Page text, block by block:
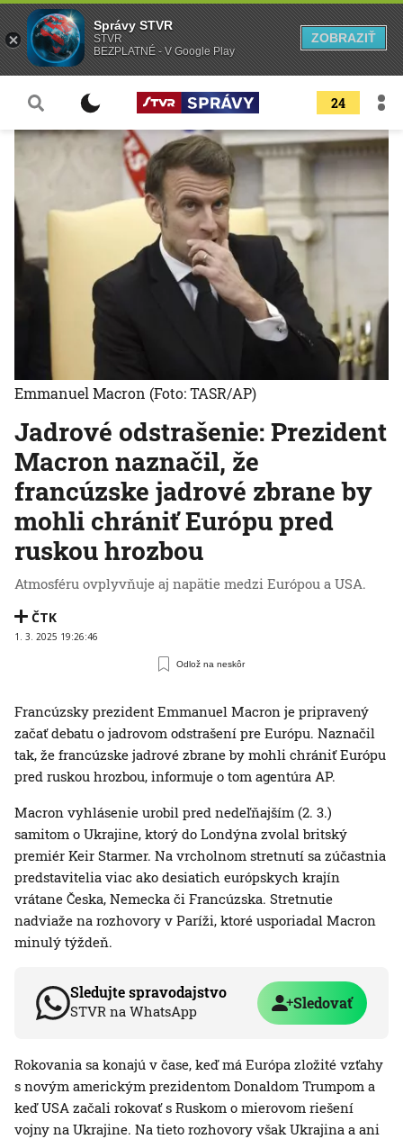
24
Jadrové odstrašenie: Prezident
Macron naznačil, že
francúzske jadrové zbrane by
mohli chrániť Európu pred
ruskou hrozbou
Atmosféru ovplyvňuje aj napätie medzi Európou a USA.
ČTK
1. 3. 2025 19:26:46
Odlož na neskôr
Emmanuel Macron (Foto: TASR/AP)
Francúzsky prezident Emmanuel Macron je pripravený
začať debatu o jadrovom odstrašení pre Európu. Naznačil
tak, že francúzske jadrové zbrane by mohli chrániť Európu
pred ruskou hrozbou, informuje o tom agentúra AP.
Macron vyhlásenie urobil pred nedeľňajším (2. 3.)
samitom o Ukrajine, ktorý do Londýna zvolal britský
premiér Keir Starmer. Na vrcholnom stretnutí sa zúčastnia
predstavitelia viac ako desiatich európskych krajín
vrátane Česka, Nemecka či Francúzska. Stretnutie
nadviaže na rozhovory v Paríži, ktoré usporiadal Macron
minulý týždeň.
Sledujte spravodajstvo
STVR na WhatsApp Sledovať
Rokovania sa konajú v čase, keď má Európa zložité vzťahy
s novým americkým prezidentom Donaldom Trumpom a
keď USA začali rokovať s Ruskom o mierovom riešení
vojny na Ukrajine. Na tieto rozhovory však Ukrajina a ani
Správy STVR
STVR
BEZPLATNÉ - V Google Play
ZOBRAZIŤ